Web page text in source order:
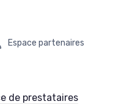
Espace partenaires
de prestataires